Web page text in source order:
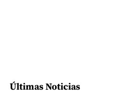
Últimas Noticias